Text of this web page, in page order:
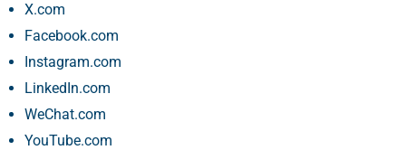
X.com
Facebook.com
Instagram.com
LinkedIn.com
WeChat.com
YouTube.com